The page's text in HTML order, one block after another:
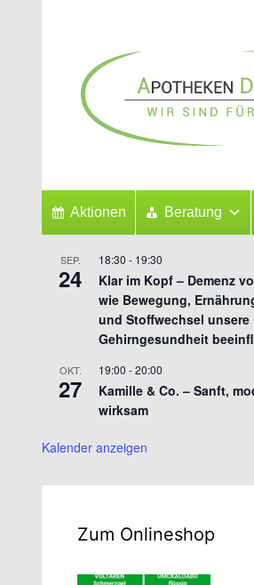
Aktionen Beratung
SEP.
24
18:30 - 19:30
Klar im Kopf – Demenz
wie Bewegung,
und Stoffwechsel unsere
Gehirngesundheit
OKT.
27
19:00 -20:00
Kamille & Co. – Sanft,
wirksam
Kalender anzeigen
Zum Onlineshop